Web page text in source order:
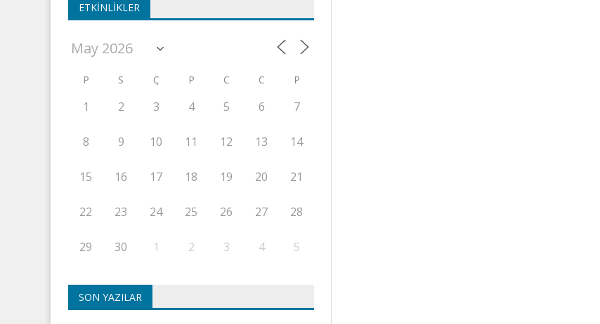
ETKINLIKLER
P S Ç P C C P
1 2 3 4 5 6 7
8 9 10 11 12 13 14
15 16 17 18 19 20 21
22 23 24 25 26 27 28
29 30 1 2 3 4 5
SON YAZILAR